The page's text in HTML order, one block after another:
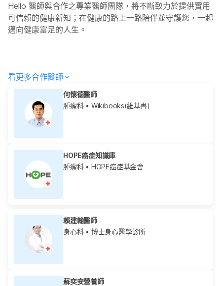
Hello 醫師與合作之專業醫師團隊，將不斷致力於提供實用
可信賴的健康新知；在健康的路上一路陪伴並守護您，一起
邁向健康富足的人生。
看更多合作醫師
何懷德醫師
腫瘤科• Wikibooks(維基書)
HOPE癌症知識庫
腫瘤科• HOPE癌症基金會
賴建翰醫師
身心科• 博士身心醫學診所
蘇奕安營養師